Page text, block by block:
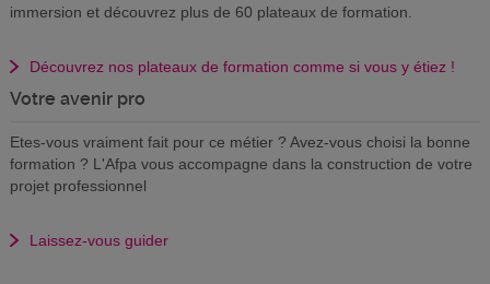
immersion et découvrez plus de 60 plateaux de formation.
Découvrez nos plateaux de formation comme si vous y étiez !
Votre avenir pro
Etes-vous vraiment fait pour ce métier ? Avez-vous choisi la bonne
formation ? L'Afpa vous accompagne dans la construction de votre
projet professionnel
Laissez-vous guider